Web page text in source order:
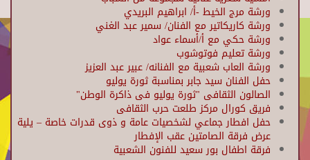
ورشة مرج الخيط -أ/ ابراهيم البريدي
ورشة كاريكاتير مع الفنان/ سمير عبد الغني
ورشة حكي مع أ/أسماء عواد
ورشة تعليم فوتوشوب
ورشة العاب شعبية مع الفنانه/ عبير عبد العزيز
حفل الفنان سيد جابر بمناسبة ثورة يوليو
الصالون الثقافى "ثورة يوليو فى ذاكرة الوطن"
فريق كورال مركز طلعت حرب الثقافى
حفل افطار جماعي لشخصيات عامة و ذوى قدرات خاصة – يلية
عرض فرقة الصامتين عقب الإفطار
فرقة اطفال بور سعيد للفنون الشعبية